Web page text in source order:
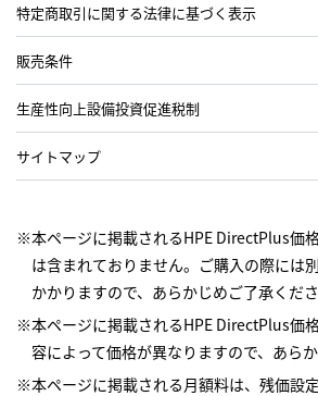
特定商取引に関する法律に基づく表示
販売条件
生産性向上設備投資促進税制
サイトマップ
※本ページに掲載されるHPE DirectPlus価
は含まれておりません。ご購入の際には
かかりますので、あらかじめご了承くださ
※本ページに掲載されるHPE DirectPlus価
容によって価格が異なりますので、あら
※本ページに掲載される月額料は、残価設